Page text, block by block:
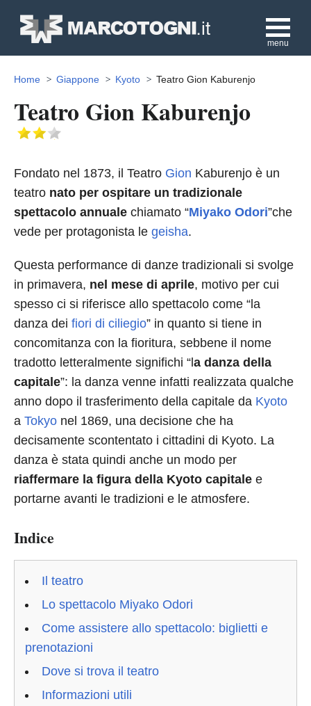
menu
Home Giappone Kyoto Teatro Gion Kaburenjo
Teatro Gion Kaburenjo
Fondato nel 1873, il Teatro Gion Kaburenjo è un
teatro nato per ospitare un tradizionale
spettacolo annuale chiamato “Miyako Odori”che
vede per protagonista le geisha.
Questa performance di danze tradizionali si svolge
in primavera, nel mese di aprile, motivo per cui
spesso ci si riferisce allo spettacolo come “la
danza dei fiori di ciliegio” in quanto si tiene in
concomitanza con la fioritura, sebbene il nome
tradotto letteralmente significhi “l a danza della
capitale”: la danza venne infatti realizzata qualche
anno dopo il trasferimento della capitale da Kyoto
a Tokyo nel 1869, una decisione che ha
decisamente scontentato i cittadini di Kyoto. La
danza è stata quindi anche un modo per
riaffermare la figura della Kyoto capitale e
portarne avanti le tradizioni e le atmosfere.
Indice
Il teatro
Lo spettacolo Miyako Odori
Come assistere allo spettacolo: biglietti e
prenotazioni
Dove si trova il teatro
Informazioni utili